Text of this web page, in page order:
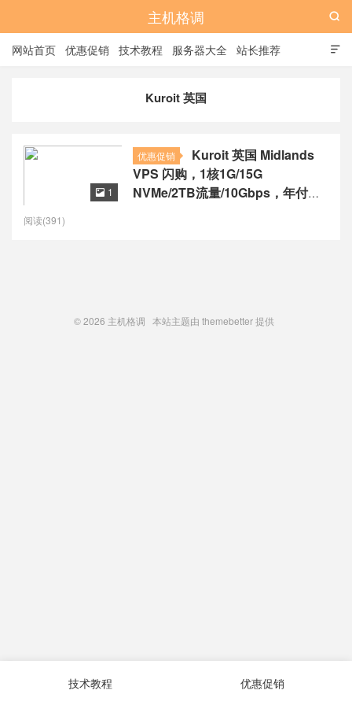
主机格调

网站首页 优惠促销 技术教程 服务器大全 站长推荐

Kuroit 英国
优惠促销
Kuroit 英国 Midlands
VPS 闪购，1核1G/15G
NVMe/2TB流量/10Gbps，年付
 1
阅读(391)
© 2026 主机格调 本站主题由 themebetter提供
技术教程 优惠促销